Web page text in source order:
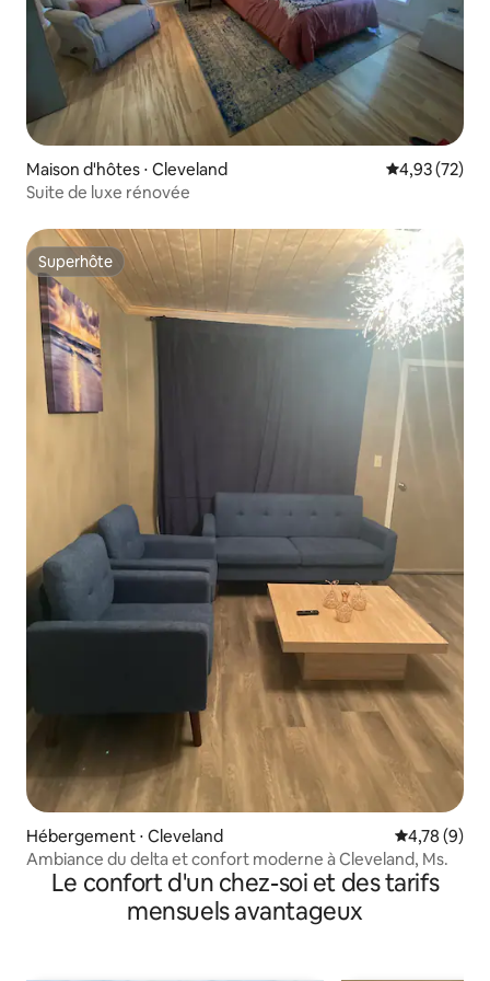
Maison d'hôtes ⋅ Cleveland Évaluation
4,93 (72)
Suite de luxe rénovée
Superhôte
Superhôte
Hébergement ⋅ Cleveland Évaluation
4,78 (9)
Ambiance du delta et confort moderne à Cleveland, Ms.
Le confort d'un chez-soi et des tarifs
mensuels avantageux